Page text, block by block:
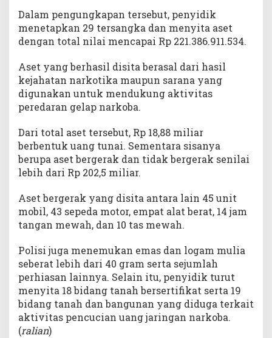
Dalam pengungkapan tersebut, penyidik
menetapkan 29 tersangka dan menyita aset
dengan total nilai mencapai Rp 221.386.911.534.
Aset yang berhasil disita berasal dari hasil
kejahatan narkotika maupun sarana yang
digunakan untuk mendukung aktivitas
peredaran gelap narkoba.
Dari total aset tersebut, Rp 18,88 miliar
berbentuk uang tunai. Sementara sisanya
berupa aset bergerak dan tidak bergerak senilai
lebih dari Rp 202,5 miliar.
Aset bergerak yang disita antara lain 45 unit
mobil, 43 sepeda motor, empat alat berat, 14 jam
tangan mewah, dan 10 tas mewah.
Polisi juga menemukan emas dan logam mulia
seberat lebih dari 40 gram serta sejumlah
perhiasan lainnya. Selain itu, penyidik turut
menyita 18 bidang tanah bersertifikat serta 19
bidang tanah dan bangunan yang diduga terkait
aktivitas pencucian uang jaringan narkoba.
(ralian)